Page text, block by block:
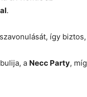
.
így biztos,
a Necc Party, míg